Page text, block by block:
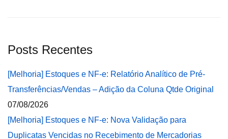
Posts Recentes
[Melhoria] Estoques e NF-e: Relatório Analítico de Pré-
Transferências/Vendas – Adição da Coluna Qtde Original
07/08/2026
[Melhoria] Estoques e NF-e: Nova Validação para
Duplicatas Vencidas no Recebimento de Mercadorias